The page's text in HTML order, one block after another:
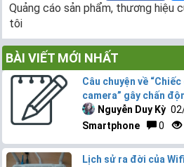
Quảng cáo sản phẩm, thương hiệu
tôi
BÀI VIẾT MỚI NHẤT
Câu chuyện về
camera” gây chấn
Nguyễn Duy Kỳ
Smartphone
0
Lịch sử ra đời của